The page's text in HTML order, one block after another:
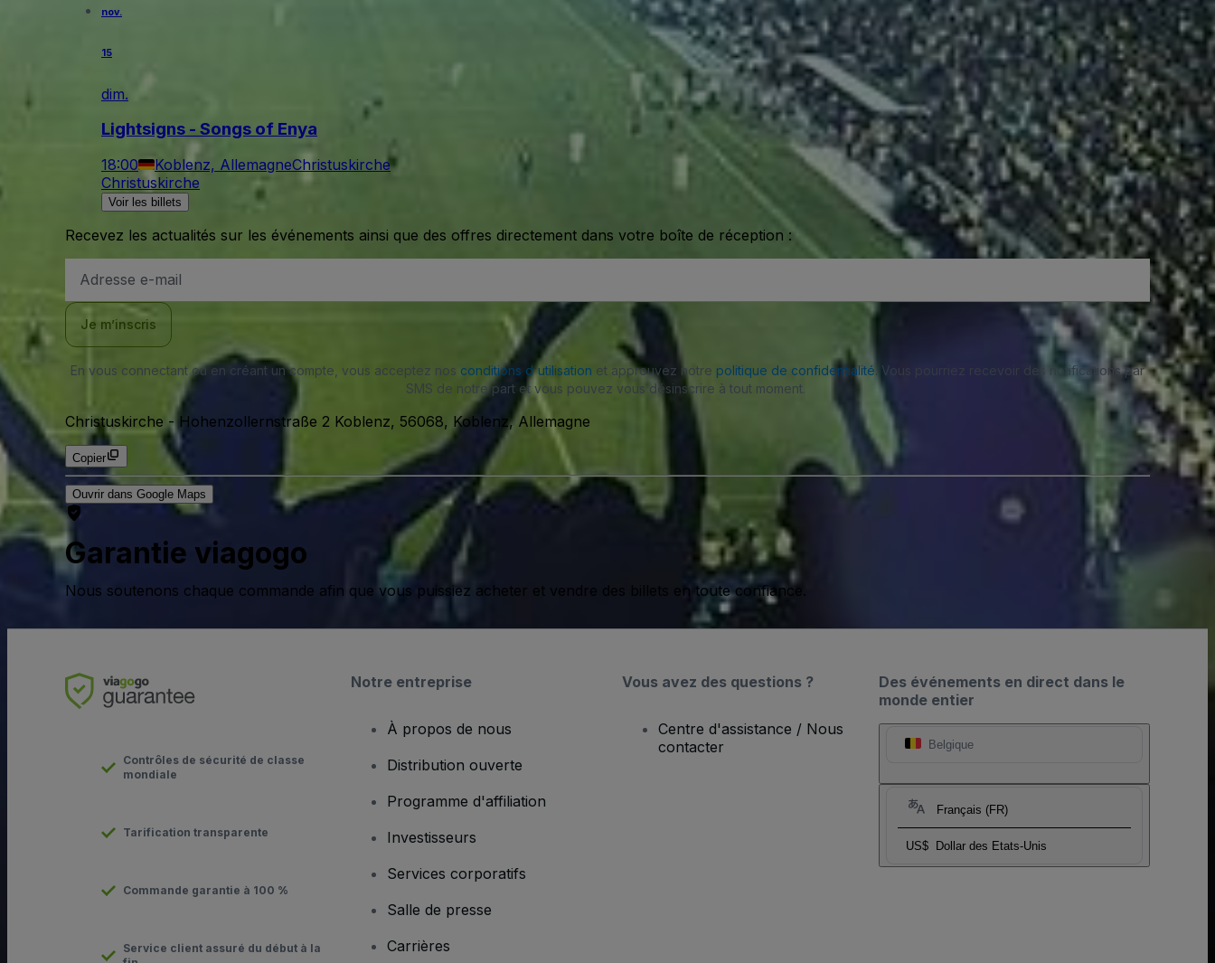
nov.
15
dim.
Lightsigns - Songs of Enya
18:00 Koblenz, AllemagneChristuskirche
Christuskirche
Voir les billets
Recevez les actualités sur les événements ainsi que des offres directement dans votre boîte de réception :
e-
Je m’inscris
En vous connectant ou en créant un compte, vous acceptez nos conditions d'utilisation et approuvez notre politique de confidentialité . Vous pourriez recevoir des notifications par
SMS de notre part et vous pouvez vous désinscrire à tout moment.
Christuskirche - Hohenzollernstraße 2 Koblenz, 56068, Koblenz, Allemagne
Copier
Ouvrir dans Google Maps
Garantie viagogo
Nous soutenons chaque commande afin que vous puissiez acheter et vendre des billets en toute confiance.
Des événements en direct dans le
monde entier
Belgique
Français (FR)
US$ Dollar des Etats-Unis
Contrôles de sécurité de classe
mondiale
Tarification transparente
Commande garantie à 100 %
Service client assuré du début à la
Notre entreprise
À propos de nous
Distribution ouverte
Programme d'affiliation
Investisseurs
Services corporatifs
Salle de presse
Carrières
Vous avez des questions ?
Centre d'assistance / Nous
contacter